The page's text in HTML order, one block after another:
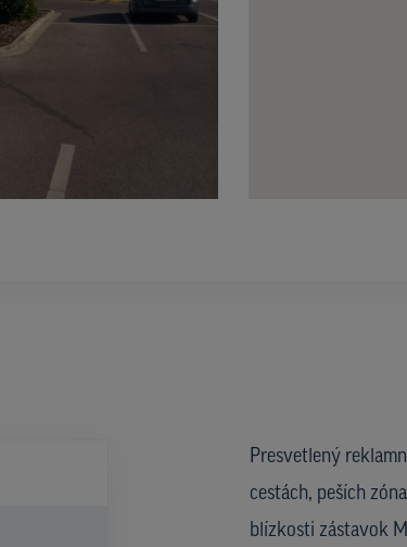
Presvetlený
cestách, peších
blízkosti zástavok